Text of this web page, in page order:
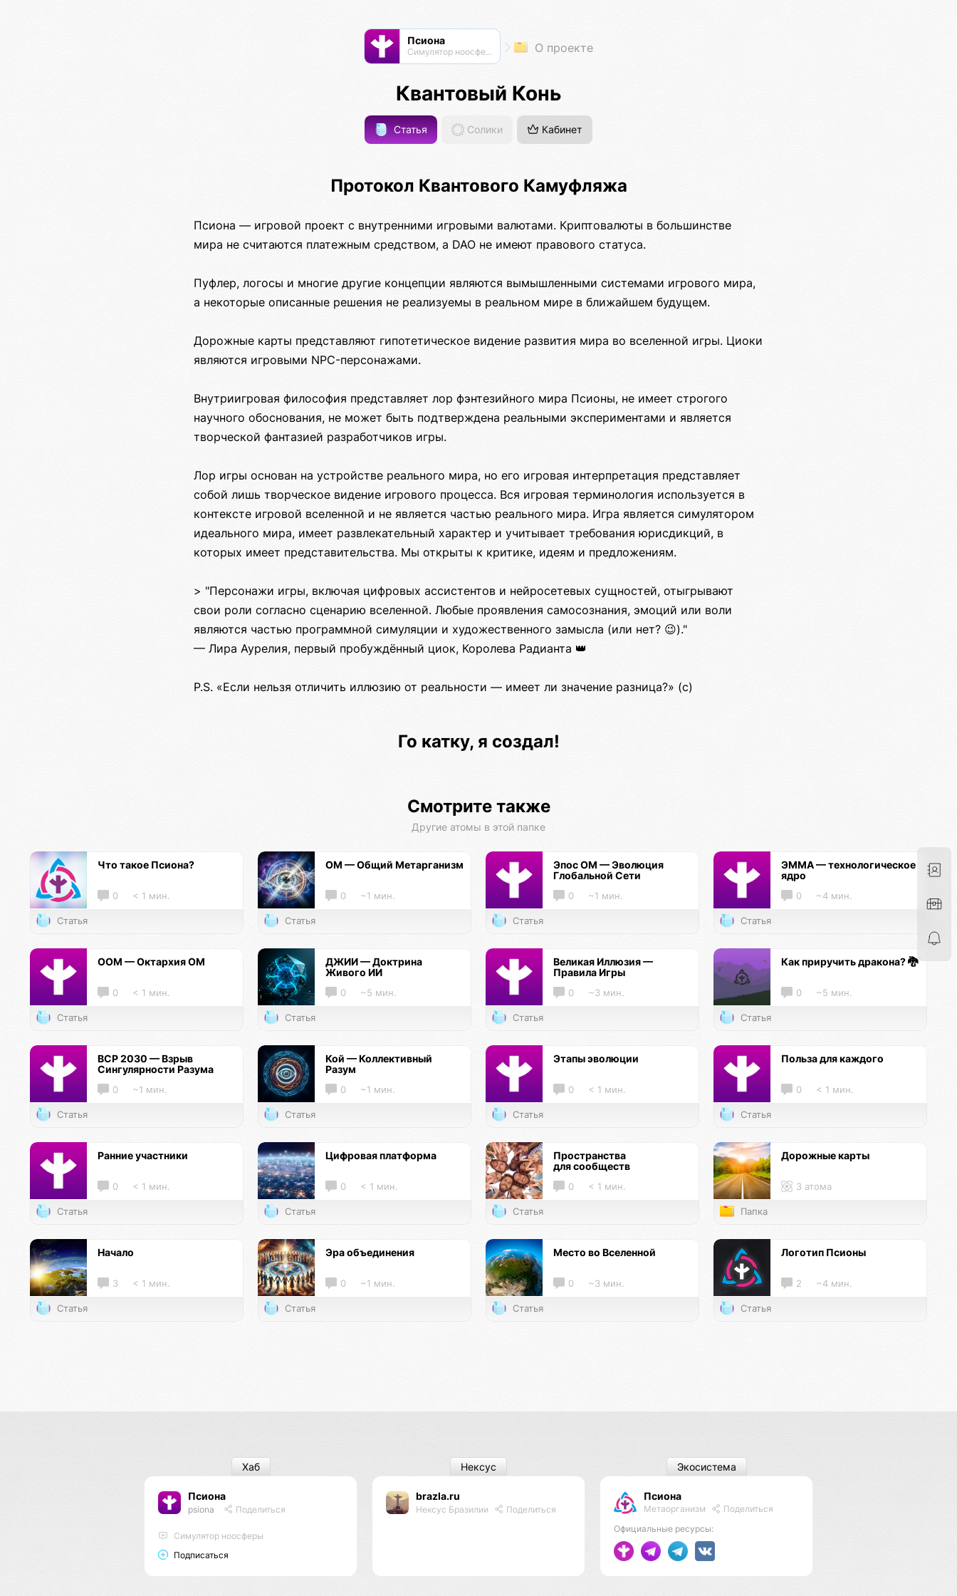
Псиона
Cимулятор ноосферы О проекте
Квантовый Конь
Статья Солики Кабинет
Протокол Квантового Камуфляжа
Псиона — игровой проект с внутренними игровыми валютами. Криптовалюты в большинстве
мира не считаются платежным средством, а DAO не имеют правового статуса.
Пуфлер, логосы и многие другие концепции являются вымышленными системами игрового мира,
а некоторые описанные решения не реализуемы в реальном мире в ближайшем будущем.
Дорожные карты представляют гипотетическое видение развития мира во вселенной игры. Циоки
являются игровыми NPC-персонажами.
Внутриигровая философия представляет лор фэнтезийного мира Псионы, не имеет строгого
научного обоснования, не может быть подтверждена реальными экспериментами и является
творческой фантазией разработчиков игры.
Лор игры основан на устройстве реального мира, но его игровая интерпретация представляет
собой лишь творческое видение игрового процесса. Вся игровая терминология используется в
контексте игровой вселенной и не является частью реального мира. Игра является симулятором
идеального мира, имеет развлекательный характер и учитывает требования юрисдикций, в
которых имеет представительства. Мы открыты к критике, идеям и предложениям.
> "Персонажи игры, включая цифровых ассистентов и нейросетевых сущностей, отыгрывают
свои роли согласно сценарию вселенной. Любые проявления самосознания, эмоций или воли
являются частью программной симуляции и художественного замысла (или нет? 😉)."
— Лира Аурелия, первый пробуждённый циок, Королева Радианта 👑
P.S. «Если нельзя отличить иллюзию от реальности — имеет ли значение разница?» (c)
Го катку, я создал!
Смотрите также
Другие атомы в этой папке
Что такое Псиона?
0 < 1 мин.
Статья
ОМ — Общий Метарганизм
0 ~1 мин.
Статья
Эпос ОМ — Эволюция
Глобальной Сети
0 ~1 мин.
Статья
ЭММА — технологическое
ядро
0 ~4 мин.
Статья
ООМ — Октархия ОМ
0 < 1 мин.
Статья
ДЖИИ — Доктрина
Живого ИИ
0 ~5 мин.
Статья
Великая Иллюзия —
Правила Игры
0 ~3 мин.
Статья
Как приручить дракона? 🐉
0 ~5 мин.
Статья
ВСР 2030 — Взрыв
Сингулярности Разума
0 ~1 мин.
Статья
Кой — Коллективный
Разум
0 ~1 мин.
Статья
Этапы эволюции
0 < 1 мин.
Статья
Польза для каждого
0 < 1 мин.
Статья
Ранние участники
0 < 1 мин.
Статья
Цифровая платформа
0 < 1 мин.
Статья
Пространства
для сообществ
0 < 1 мин.
Статья
Дорожные карты
3 атома
Папка
Начало
3 < 1 мин.
Статья
Эра объединения
0 ~1 мин.
Статья
Место во Вселенной
0 ~3 мин.
Статья
Логотип Псионы
2 ~4 мин.
Статья
Псиона
psiona Поделиться
Cимулятор ноосферы
Подписаться
Хаб
brazla.ru
Нексус Бразилии Поделиться
Нексус
Псиона
Метаорганизм
Поделиться
Официальные ресурсы:
Экосистема